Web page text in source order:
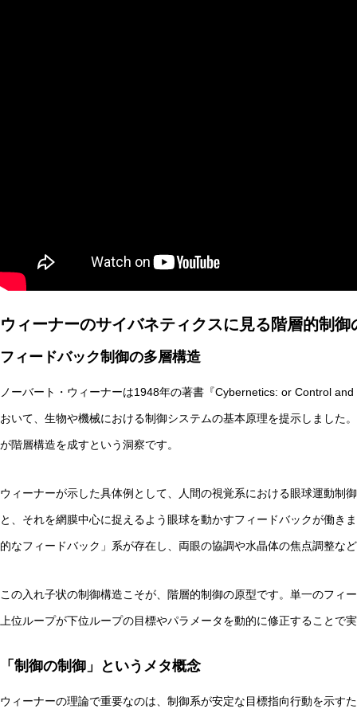
AI研究
ウィーナーのサイバネティクスに見る階層的制御
フィードバック制御の多層構造
ノーバート・ウィーナーは1948年の著書『Cybernetics: or Control
おいて、生物や機械における制御システムの基本原理を提示しました
が階層構造を成すという洞察です。
ウィーナーが示した具体例として、人間の視覚系における眼球運動制
と、それを網膜中心に捉えるよう眼球を動かすフィードバックが働き
的なフィードバック」系が存在し、両眼の協調や水晶体の焦点調整な
この入れ子状の制御構造こそが、階層的制御の原型です。単一のフィ
上位ループが下位ループの目標やパラメータを動的に修正することで
「制御の制御」というメタ概念
ウィーナーの理論で重要なのは、制御系が安定な目標指向行動を示す